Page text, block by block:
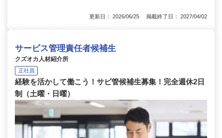
更新日： 2026/06/25 掲載終了日： 2027/04/02
サービス管理責任者候補生
クズオカ人材紹介所
正社員
経験を活かして働こう！サビ管候補生募集！完全週休2日
制（土曜・日曜）